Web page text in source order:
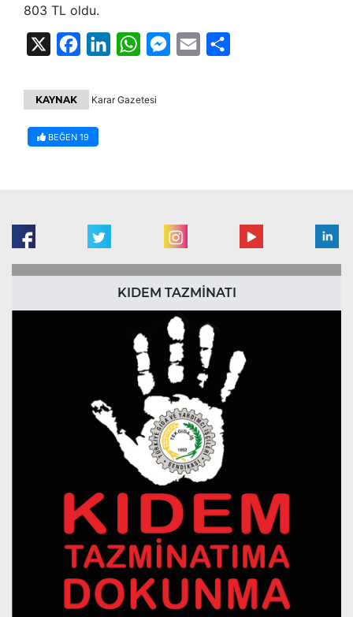
803 TL oldu.
FacebookLinkedInWhatsAppMessenger
Email
KAYNAK Karar Gazetesi
BEĞEN 19
KIDEM TAZMİNATI